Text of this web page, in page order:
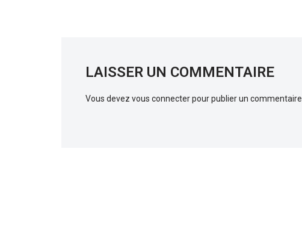
LAISSER UN COMMENTAIRE
Vous devez vous connecterpour publier un commentaire.